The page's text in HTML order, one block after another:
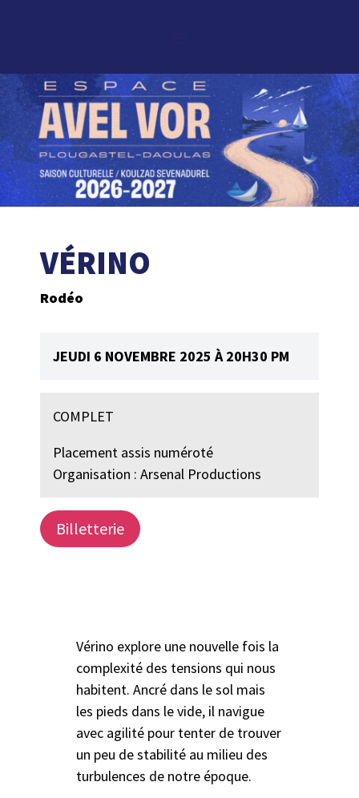
VÉRINO
Rodéo
JEUDI 6 NOVEMBRE 2025 À 20H30 PM
COMPLET
Placement assis numéroté
Organisation : Arsenal Productions
Billetterie
Vérino explore une nouvelle fois la
complexité des tensions qui nous
habitent. Ancré dans le sol mais
les pieds dans le vide, il navigue
avec agilité pour tenter de trouver
un peu de stabilité au milieu des
turbulences de notre époque.